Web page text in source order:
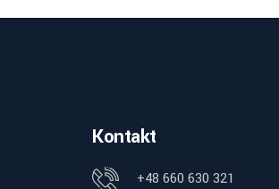
Kontakt
+48 660 630 321